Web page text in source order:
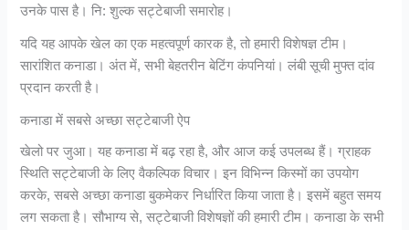
उनके पास है। नि: शुल्क सट्टेबाजी समारोह।
यदि यह आपके खेल का एक महत्वपूर्ण कारक है, तो हमारी विशेषज्ञ टीम।
सारांशित कनाडा। अंत में, सभी बेहतरीन बेटिंग कंपनियां। लंबी सूची मुफ्त दांव
प्रदान करती है।
कनाडा में सबसे अच्छा सट्टेबाजी ऐप
खेलो पर जुआ। यह कनाडा में बढ़ रहा है, और आज कई उपलब्ध हैं। ग्राहक
स्थिति सट्टेबाजी के लिए वैकल्पिक विचार। इन विभिन्न किस्मों का उपयोग
करके, सबसे अच्छा कनाडा बुकमेकर निर्धारित किया जाता है। इसमें बहुत समय
लग सकता है। सौभाग्य से, सट्टेबाजी विशेषज्ञों की हमारी टीम। कनाडा के सभी